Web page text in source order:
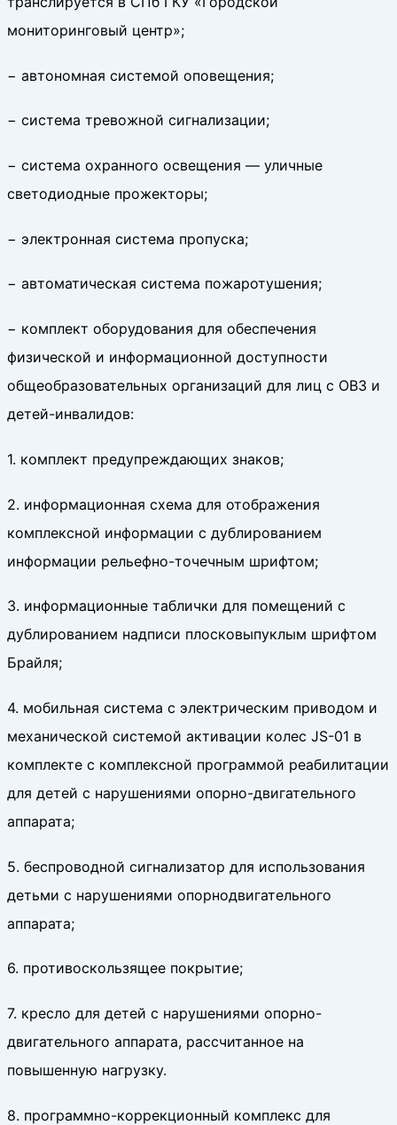
мониторинговый центр»;
− автономная системой оповещения;
− система тревожной сигнализации;
− система охранного освещения — уличные
светодиодные прожекторы;
− электронная система пропуска;
− автоматическая система пожаротушения;
− комплект оборудования для обеспечения
физической и информационной доступности
общеобразовательных организаций для лиц с ОВЗ и
детей-инвалидов:
1. комплект предупреждающих знаков;
2. информационная схема для отображения
комплексной информации с дублированием
информации рельефно-точечным шрифтом;
3. информационные таблички для помещений с
дублированием надписи плосковыпуклым шрифтом
Брайля;
4. мобильная система с электрическим приводом и
механической системой активации колес JS-01 в
комплекте с комплексной программой реабилитации
для детей с нарушениями опорно-двигательного
аппарата;
5. беспроводной сигнализатор для использования
детьми с нарушениями опорнодвигательного
аппарата;
6. противоскользящее покрытие;
7. кресло для детей с нарушениями опорно-
двигательного аппарата, рассчитанное на
повышенную нагрузку.
8. программно-коррекционный комплекс для